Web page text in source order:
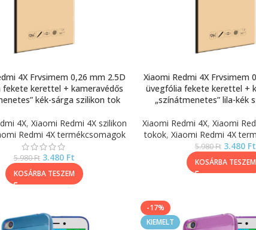
4X Frvsimem 0,26 mm 2.5D
fekete kerettel + kameravédős
kék-sárga szilikon tok
4X, Xiaomi Redmi 4X szilikon
Redmi 4X termékcsomagok
5.980Ft 3.480 Ft
KOSÁRBA TESZEM
Xiaomi Redmi 4X Frvsimem
üvegfólia fekete kerettel +
„színátmenetes” lila-kék
Xiaomi Redmi 4X, Xiaomi
tokok, Xiaomi Redmi 4X
5.980Ft 3.480 Ft
KOSÁRBA TESZEM
-17%
KIEMELT